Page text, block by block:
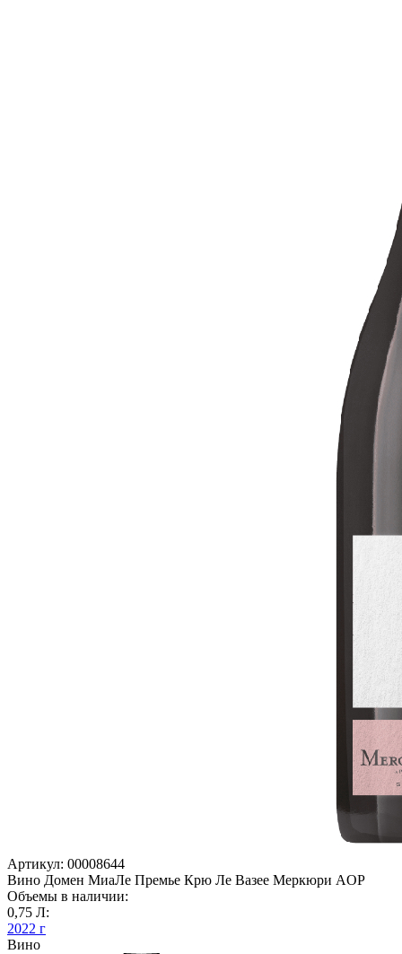
Артикул: 00008644
Вино Домен МиаЛе Премье Крю Ле Вазее Меркюри AOP
Объемы в наличии:
0,75 Л:
2022 г
Вино